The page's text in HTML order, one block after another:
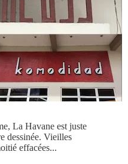
La Havane est juste
dessinée. Vieilles
effacées...